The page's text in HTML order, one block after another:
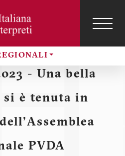
Menu
profilo
- Una bella
è tenuta in
PVDA